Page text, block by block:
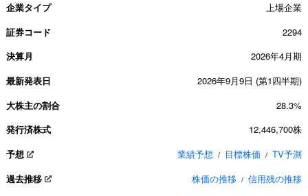
企業タイプ
上場企業
証券コード
2294
決算月
2026年4月期
最新発表日
2026年9月9日 (第1四半期)
大株主の割合
28.3%
発行済株式
12,446,700株
予想
業績予想 / 目標株価 / TV予測
過去推移
株価の推移 / 信用残の推移